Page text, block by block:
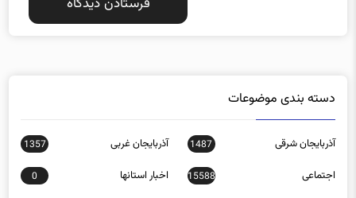
دسته بندی موضوعات
آذربایجان شرقی 1487 آذربایجان غربی 1357
اجتماعی 15588 اخبار استانها 0